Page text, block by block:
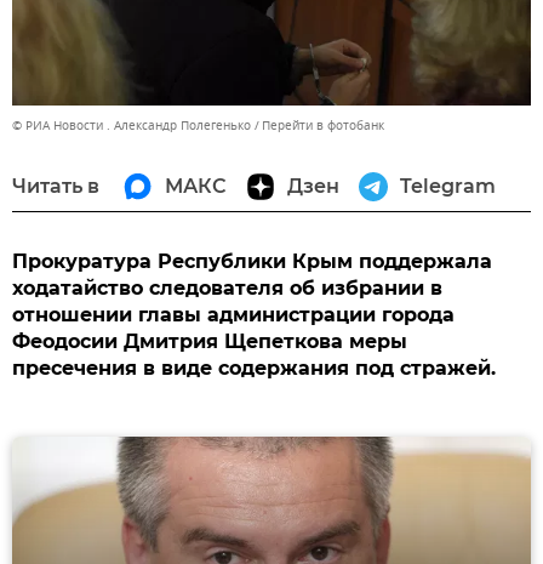
© РИА Новости . Александр Полегенько Перейти в фотобанк
Читать в МАКС Дзен Telegram
Прокуратура Республики Крым поддержала
ходатайство следователя об избрании в
отношении главы администрации города
Феодосии Дмитрия Щепеткова меры
пресечения в виде содержания под стражей.